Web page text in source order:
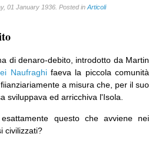
01 January 1936. Posted in Articoli
di denaro-debito, introdotto da Martin
Naufraghifaeva la piccola comunità
a misura che, per il suo
sviluppava ed arricchiva l'Isola.
questo che avviene nei
civilizzati?